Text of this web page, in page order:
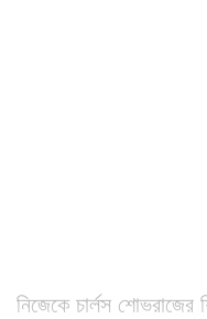
নিজেকে চার্লস